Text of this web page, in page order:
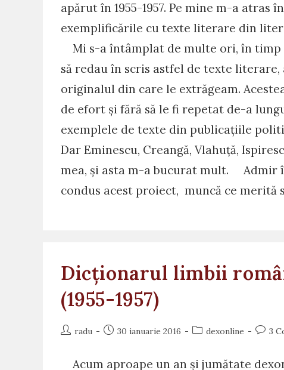
apărut în 1955-1957. Pe mine m-a atras
exemplificările cu texte literare din
Mi s-a întâmplat de multe ori, în
să redau în scris astfel de texte
originalul din care le extrăgeam.
de efort și fără să le fi repetat de-a
exemplele de texte din publicațiile
Dar Eminescu, Creangă, Vlahuță,
mea, și asta m-a bucurat mult. Admir
condus acest proiect, muncă ce merită
Dicționarul limbii
(1955-1957)
Postradu
Post30 ianuarie 2016
Postdexonline
Post3
Acum aproape un an și jumătate